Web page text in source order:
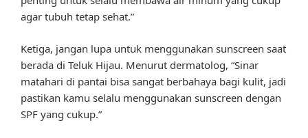
agar tubuh tetap sehat.”
Ketiga, jangan lupa untuk menggunakan sunscreen saat
berada di Teluk Hijau. Menurut dermatolog, “Sinar
matahari di pantai bisa sangat berbahaya bagi kulit, jadi
pastikan kamu selalu menggunakan sunscreen dengan
SPF yang cukup.”